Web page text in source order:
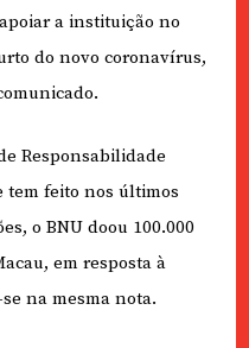
a instituição no
do novo coronavírus,
Responsabilidade
tem feito nos últimos
o BNU doou 100.000
em resposta à
na mesma nota.